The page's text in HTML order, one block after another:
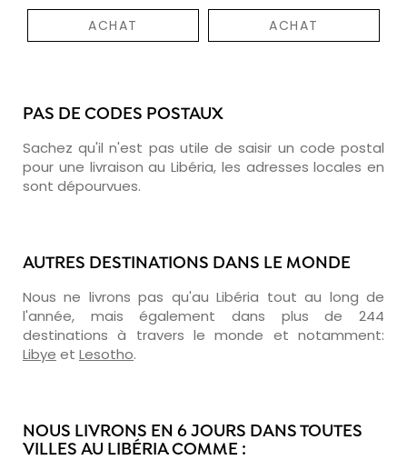
ACHAT ACHAT
PAS DE CODES POSTAUX
Sachez qu'il n'est pas utile de saisir un code postal
pour une livraison au Libéria, les adresses locales en
sont dépourvues.
AUTRES DESTINATIONS DANS LE MONDE
Nous ne livrons pas qu'au Libéria tout au long de
l'année, mais également dans plus de 244
destinations à travers le monde et notamment:
Libye et Lesotho.
NOUS LIVRONS EN 6 JOURS DANS TOUTES
VILLES AU LIBÉRIA COMME :